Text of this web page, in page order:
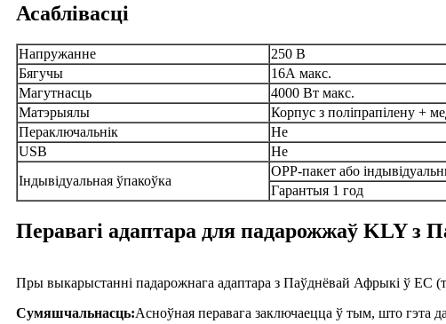
Асаблівасці
Напружанне
250 В
Бягучы
16А макс.
Магутнасць
4000 Вт макс.
Матэрыялы
Корпус з поліпрапілену +
Пераключальнік
Не
USB
Не
Індывідуальная ўпакоўка
OPP-пакет або
Гарантыя 1 год
Перавагі адаптара для падарожжаў KLY з
Пры выкарыстанні падарожнага адаптара з Паўднёвай Афрыкі ў ЕС
Сумяшчальнасць:Асноўная перавага заключаецца ў тым, што гэта